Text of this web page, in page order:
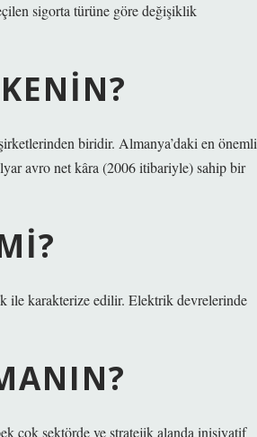
sigorta türüne göre değişiklik
biridir. Almanya’daki en önemli
avro net kâra (2006 itibariyle) sahip bir
ile karakterize edilir. Elektrik devrelerinde
çok sektörde ve stratejik alanda inisiyatif